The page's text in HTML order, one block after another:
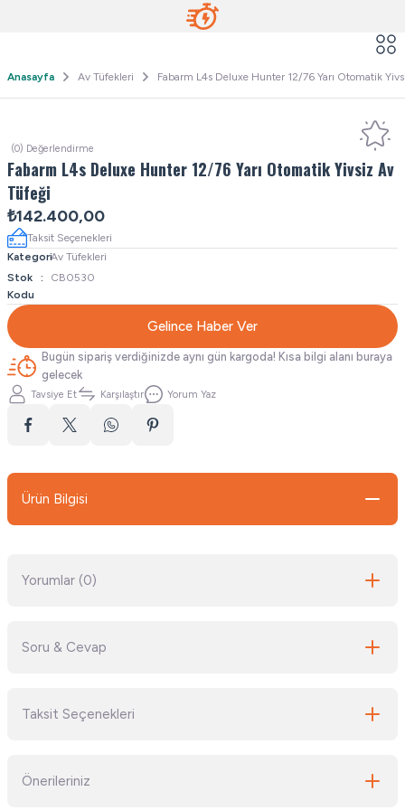
Anasayfa Av Tüfekleri Fabarm L4s Deluxe Hunter 12/76 Yarı Otomatik
(0) Değerlendirme
Fabarm L4s Deluxe Hunter 12/76 Yarı Otomatik Yivsiz Av
Tüfeği
₺142.400,00
Taksit Seçenekleri
KategoriAv Tüfekleri
Stok
Kodu
CB0530
Gelince Haber Ver
Bugün sipariş verdiğinizde aynı gün kargoda! Kısa bilgi alanı buraya
gelecek
Tavsiye Et Karşılaştır Yorum Yaz
Ürün Bilgisi
Yorumlar (0)
Soru & Cevap
Taksit Seçenekleri
Önerileriniz